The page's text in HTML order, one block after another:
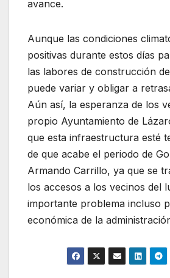
avance.
Aunque las condiciones
positivas durante estos días
las labores de construcción
puede variar y obligar a
Aún así, la esperanza de los
propio Ayuntamiento de
que esta infraestructura esté
de que acabe el periodo de
Armando Carrillo, ya que se
los accesos a los vecinos del
importante problema incluso
económica de la